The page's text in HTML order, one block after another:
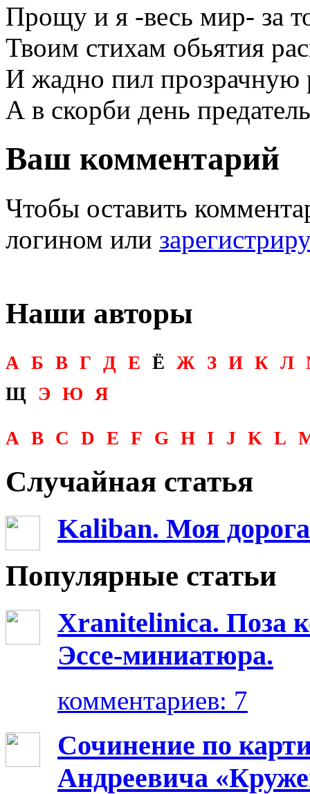
Прощу и я -весь мир- за
Твоим стихам обьятия
И жадно пил прозрачную
А в скорби день
Ваш комментарий
Чтобы оставить
логином или
Наши авторы
А Б В Г Д Е Ё Ж З И К Л
Щ
Э Ю Я
A B C D E F G H I J K L
Случайная статья
Kaliban. Моя
Популярные статьи
Xranitelinica. Поза
Эссе-миниатюра.
комментариев: 7
Сочинение по
Андреевича